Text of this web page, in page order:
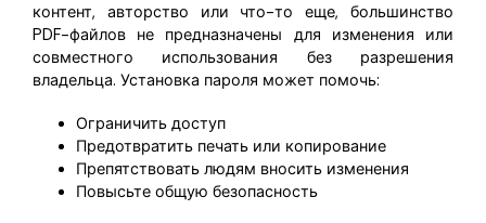
контент, авторство или что-то еще, большинство
PDF-файлов не предназначены для изменения или
совместного использования без разрешения
владельца. Установка пароля может помочь:
Ограничить доступ
Предотвратить печать или копирование
Препятствовать людям вносить изменения
Повысьте общую безопасность